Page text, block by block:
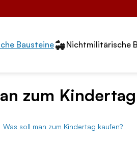
Bausteine Nichtmilitärische
zum
Was soll man zum Kindertag kaufen?